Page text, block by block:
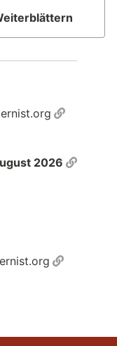
2026
Permalink